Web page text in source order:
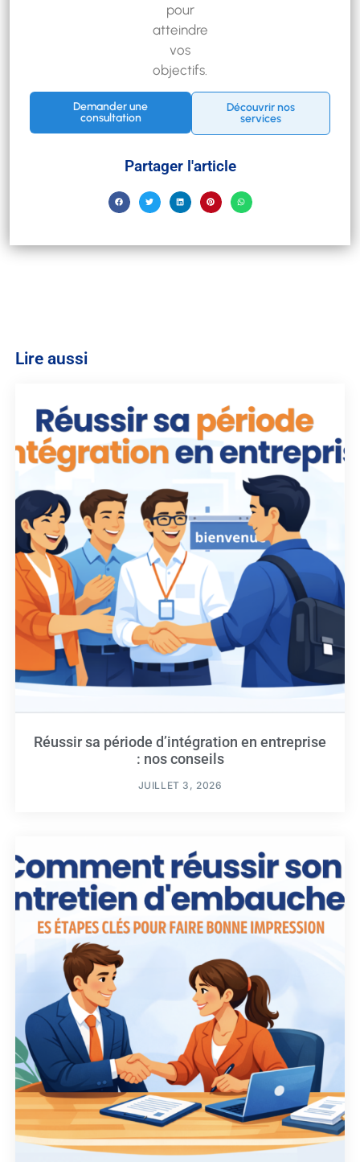
pour
atteindre
vos
objectifs.
Demander une
consultation
Découvrir nos
services
Partager l'article
Lire aussi
Réussir sa période d’intégration en entreprise
: nos conseils
JUILLET 3, 2026